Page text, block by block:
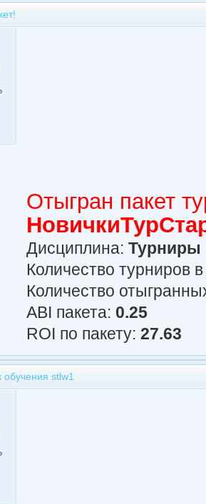
Отыгран пакет
Дисциплина: Турниры
Количество турниров
Количество
АBI пакета: 0.25
ROI по пакету: 27.63
обучения stlw1